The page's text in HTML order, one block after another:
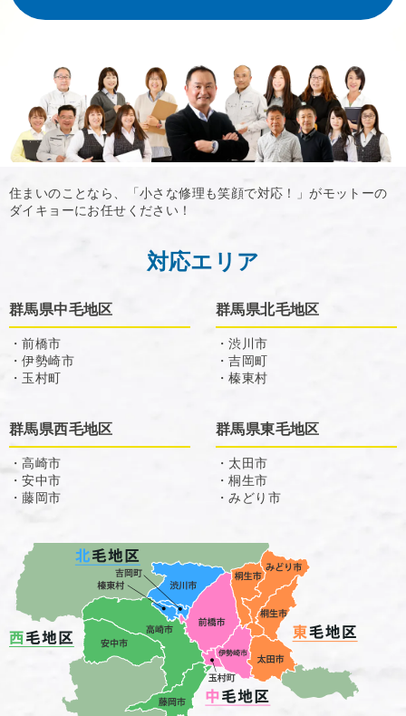
住まいのことなら、「小さな修理も笑顔で対応！」がモットーの
ダイキョーにお任せください！
対応エリア
群馬県中毛地区
・前橋市
・伊勢崎市
・玉村町
群馬県北毛地区
・渋川市
・吉岡町
・榛東村
群馬県西毛地区
・高崎市
・安中市
・藤岡市
群馬県東毛地区
・太田市
・桐生市
・みどり市